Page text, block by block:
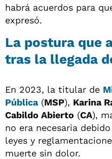
habrá acuerdos para
expresó.
La postura que
tras la llegada
En 2023, la titular de
Pública(MSP), Karina
Cabildo Abierto (CA),
no era necesaria
leyes y
muerte sin dolor.